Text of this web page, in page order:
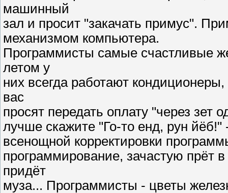
машинный
зал и просит "закачать примус".
механизмом компьютера.
Программисты самые счастливые
летом у
них всегда работают
вас
просят передать оплату "через зет
лучше скажите "Го-то енд, рун йёб!"
всенощной корректировки
программирование, зачастую прёт
придёт
муза... Программисты - цветы